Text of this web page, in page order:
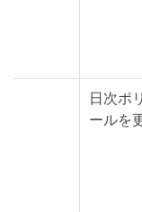
日次ポ
ールを